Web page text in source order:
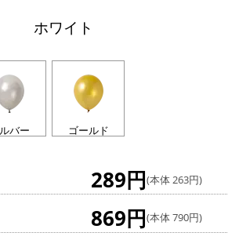
ホワイト
バー ゴールド
289円(本体 263円)
869円(本体 790円)